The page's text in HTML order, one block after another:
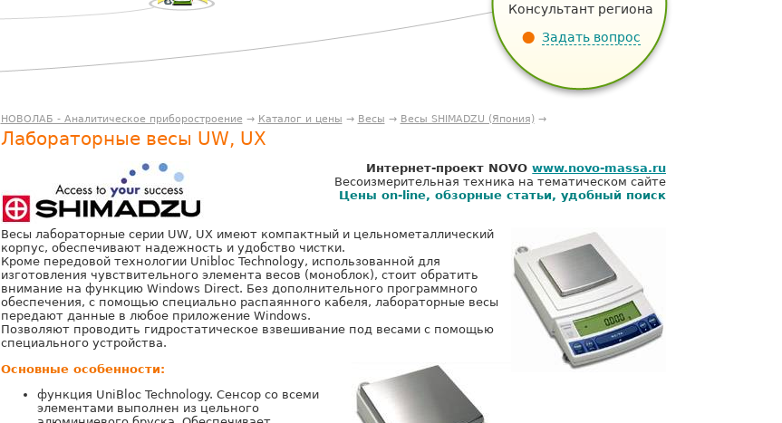
Консультант региона
Задать вопрос
НОВОЛАБ - Аналитическое приборостроение → Каталог и цены → Весы → Весы SHIMADZU (Япония)→
Лабораторные весы UW, UX
Интернет-проект NOVOwww.novo-massa.ru
Весоизмерительная техника на тематическом сайте
Цены on-line, обзорные статьи, удобный поиск
Весы лабораторные серии UW, UX имеют компактный и цельнометаллический
корпус, обеспечивают надежность и удобство чистки.
Кроме передовой технологии Unibloc Technology, использованной для
изготовления чувствительного элемента весов (моноблок), стоит обратить
внимание на функцию Windows Direct. Без дополнительного программного
обеспечения, с помощью специально распаянного кабеля, лабораторные весы
передают данные в любое приложение Windows.
Позволяют проводить гидростатическое взвешивание под весами с помощью
специального устройства.
Основные особенности:
функция UniBloc Technology. Сенсор со всеми
элементами выполнен из цельного